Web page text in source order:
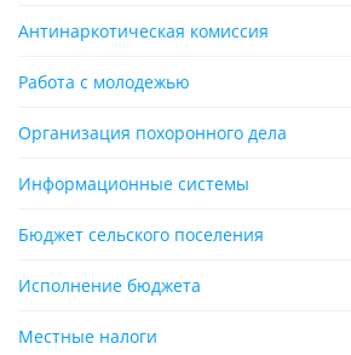
Антинаркотическая комиссия
Работа с молодежью
Организация похоронного дела
Информационные системы
Бюджет сельского поселения
Исполнение бюджета
Местные налоги